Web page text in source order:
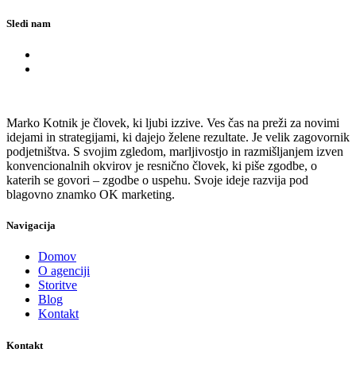
Sledi nam
Marko Kotnik je človek, ki ljubi izzive. Ves čas na preži za novimi
idejami in strategijami, ki dajejo želene rezultate. Je velik zagovornik
podjetništva. S svojim zgledom, marljivostjo in razmišljanjem izven
konvencionalnih okvirov je resnično človek, ki piše zgodbe, o
katerih se govori – zgodbe o uspehu. Svoje ideje razvija pod
blagovno znamko OK marketing.
Navigacija
Domov
O agenciji
Storitve
Blog
Kontakt
Kontakt